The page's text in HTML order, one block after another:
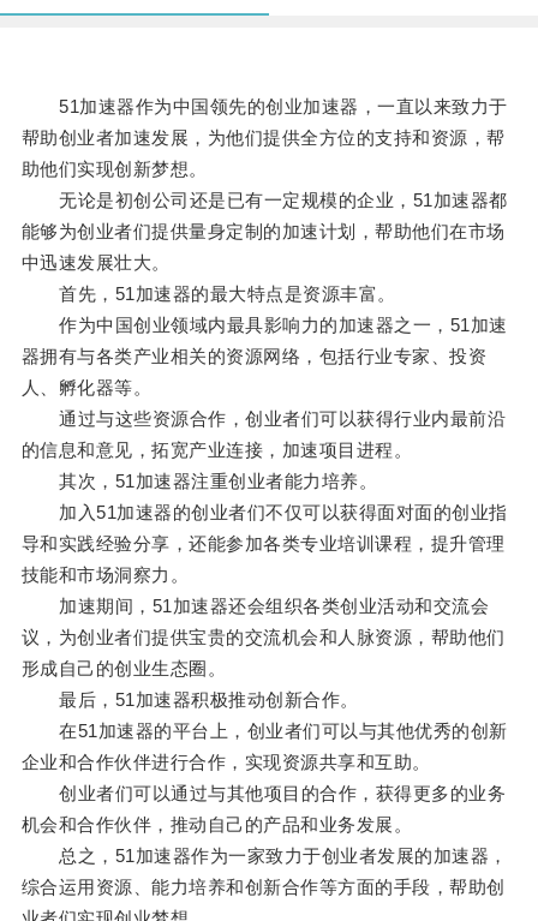
51加速器作为中国领先的创业加速器，一直以来致力于
帮助创业者加速发展，为他们提供全方位的支持和资源，帮
助他们实现创新梦想。
无论是初创公司还是已有一定规模的企业，51加速器都
能够为创业者们提供量身定制的加速计划，帮助他们在市场
中迅速发展壮大。
首先，51加速器的最大特点是资源丰富。
作为中国创业领域内最具影响力的加速器之一，51加速
器拥有与各类产业相关的资源网络，包括行业专家、投资
人、孵化器等。
通过与这些资源合作，创业者们可以获得行业内最前沿
的信息和意见，拓宽产业连接，加速项目进程。
其次，51加速器注重创业者能力培养。
加入51加速器的创业者们不仅可以获得面对面的创业指
导和实践经验分享，还能参加各类专业培训课程，提升管理
技能和市场洞察力。
加速期间，51加速器还会组织各类创业活动和交流会
议，为创业者们提供宝贵的交流机会和人脉资源，帮助他们
形成自己的创业生态圈。
最后，51加速器积极推动创新合作。
在51加速器的平台上，创业者们可以与其他优秀的创新
企业和合作伙伴进行合作，实现资源共享和互助。
创业者们可以通过与其他项目的合作，获得更多的业务
机会和合作伙伴，推动自己的产品和业务发展。
总之，51加速器作为一家致力于创业者发展的加速器，
综合运用资源、能力培养和创新合作等方面的手段，帮助创